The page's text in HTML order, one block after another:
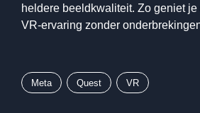
heldere beeldkwaliteit. Zo geniet
VR-ervaring zonder
Meta Quest VR